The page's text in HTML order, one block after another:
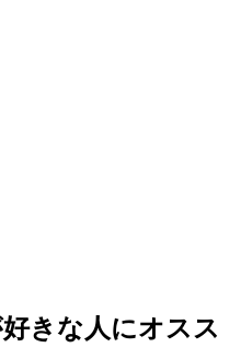
きな人にオスス